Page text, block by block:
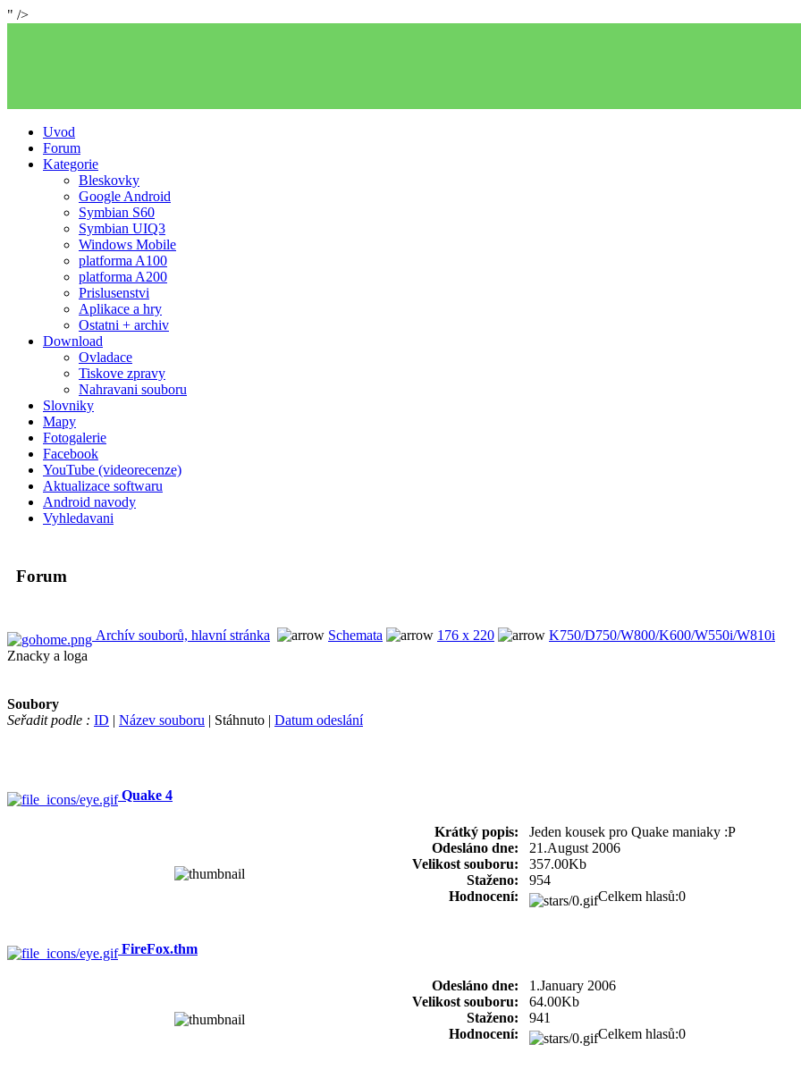
" />
Uvod
Forum
Kategorie
Bleskovky
Google Android
Symbian S60
Symbian UIQ3
Windows Mobile
platforma A100
platforma A200
Prislusenstvi
Aplikace a hry
Ostatni + archiv
Download
Ovladace
Tiskove zpravy
Nahravani souboru
Slovniky
Mapy
Fotogalerie
Facebook
YouTube (videorecenze)
Aktualizace softwaru
Android navody
Vyhledavani
Forum
Archív souborů, hlavní stránka Schemata 176 x 220
K750/D750/W800/K600/W550i/W810i
Znacky a loga
Soubory
Seřadit podle : ID | Název souboru | Stáhnuto | Datum odeslání
Quake 4
Krátký popis:
Jeden kousek pro Quake maniaky :P
Odesláno dne:
21.August 2006
Velikost souboru:
357.00Kb
Staženo:
954
Hodnocení:
Celkem hlasů:0
FireFox.thm
Odesláno dne:
1.January 2006
Velikost souboru:
64.00Kb
Staženo:
941
Hodnocení:
Celkem hlasů:0